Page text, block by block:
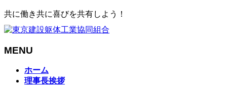
共に働き共に喜びを共有しよう！
MENU
ホーム
理事長挨拶